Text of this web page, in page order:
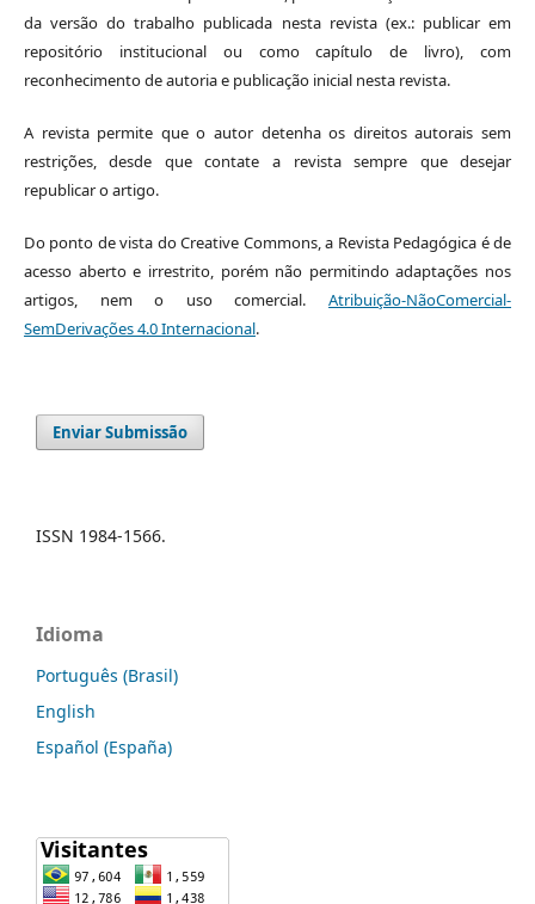
da versão do trabalho publicada nesta revista (ex.: publicar em
repositório institucional ou como capítulo de livro), com
reconhecimento de autoria e publicação inicial nesta revista.
A revista permite que o autor detenha os direitos autorais sem
restrições, desde que contate a revista sempre que desejar
republicar o artigo.
Do ponto de vista do Creative Commons, a Revista Pedagógica é de
acesso aberto e irrestrito, porém não permitindo adaptações nos
artigos, nem o uso comercial.Atribuição-NãoComercial-
SemDerivações 4.0 Internacional.
Enviar Submissão
ISSN 1984-1566.
Idioma
Português (Brasil)
English
Español (España)